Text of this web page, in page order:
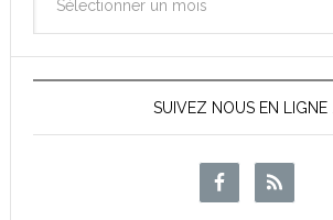
des
News
SUIVEZ NOUS EN LIGNE …